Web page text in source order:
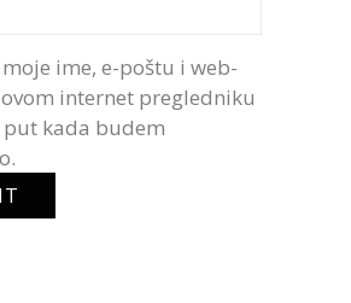
ime, e-poštu i web-
internet pregledniku
put kada budem